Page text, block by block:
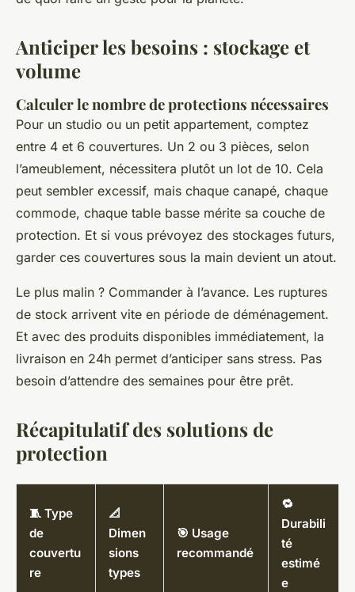
Anticiper les besoins : stockage et
volume
Calculer le nombre de protections nécessaires
Pour un studio ou un petit appartement, comptez
entre 4 et 6 couvertures. Un 2 ou 3 pièces, selon
l’ameublement, nécessitera plutôt un lot de 10. Cela
peut sembler excessif, mais chaque canapé, chaque
commode, chaque table basse mérite sa couche de
protection. Et si vous prévoyez des stockages futurs,
garder ces couvertures sous la main devient un atout.
Le plus malin ? Commander à l’avance. Les ruptures
de stock arrivent vite en période de déménagement.
Et avec des produits disponibles immédiatement, la
livraison en 24h permet d’anticiper sans stress. Pas
besoin d’attendre des semaines pour être prêt.
Récapitulatif des solutions de
protection
🧵 Type
de
couvertu
re
📐
Dimen
sions
types
🎯 Usage
recommandé
🔁
Durabili
té
estimé
e